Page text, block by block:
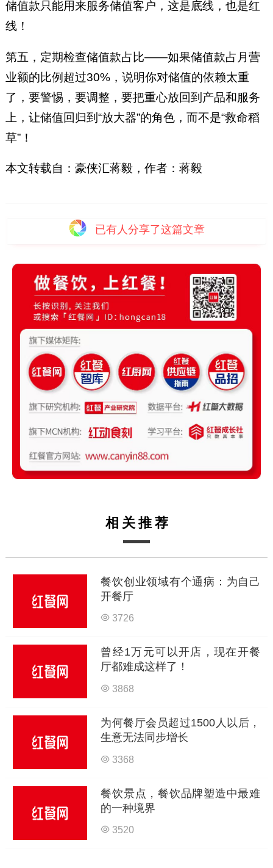
储值款只能用来服务储值客户，这是底线，也是红
线！
第五，定期检查储值款占比——如果储值款占月营
业额的比例超过30%，说明你对储值的依赖太重
了，要警惕，要调整，要把重心放回到产品和服务
上，让储值回归到“放大器”的角色，而不是“救命稻
草”！
本文转载自：豪侠汇蒋毅，作者：蒋毅
已有 人分享了这篇文章
相关推荐
餐饮创业领域有个通病：为自己
开餐厅
3726
曾经1万元可以开店，现在开餐
厅都难成这样了！
3868
为何餐厅会员超过1500人以后，
生意无法同步增长
3368
餐饮景点，餐饮品牌塑造中最难
的一种境界
3520